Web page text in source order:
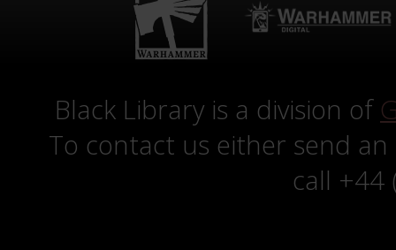
Black Library is a division of
To contact us either send
call +44